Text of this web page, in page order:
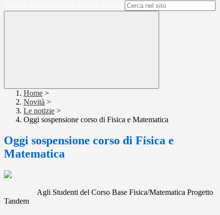
Home >
Novità >
Le notizie >
Oggi sospensione corso di Fisica e Matematica
Oggi sospensione corso di Fisica e
Matematica
Agli Studenti del Corso Base Fisica/Matematica Progetto
Tandem